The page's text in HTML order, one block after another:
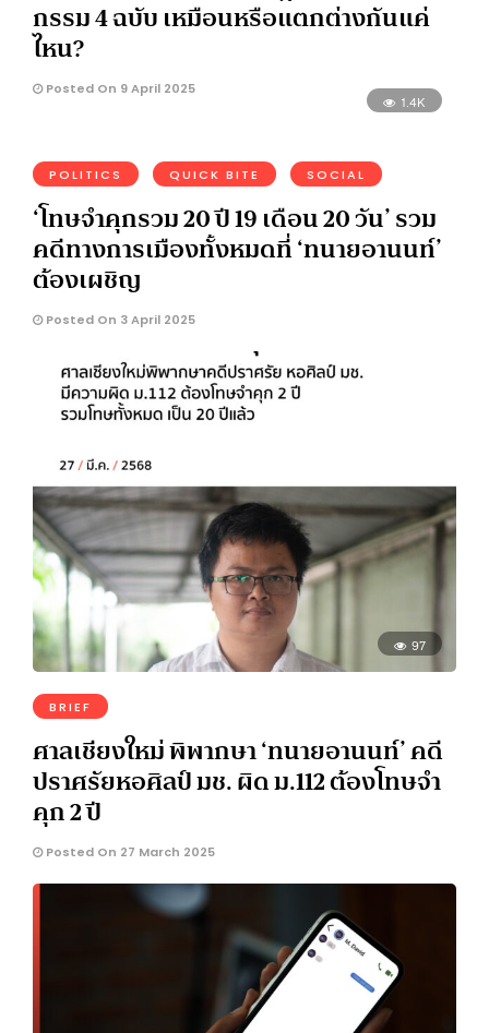
กรรม 4 ฉบับ เหมือนหรือแตกต่างกันแค่
ไหน?
Posted On 9 April 2025
1.4K
POLITICS QUICK BITE SOCIAL
‘โทษจำคุกรวม 20 ปี 19 เดือน 20 วัน’ รวม
คดีทางการเมืองทั้งหมดที่ ‘ทนายอานนท์’
ต้องเผชิญ
Posted On 3 April 2025
97
BRIEF
ศาลเชียงใหม่ พิพากษา ‘ทนายอานนท์’ คดี
ปราศรัยหอศิลป์ มช. ผิด ม.112 ต้องโทษจำ
คุก 2 ปี
Posted On 27 March 2025